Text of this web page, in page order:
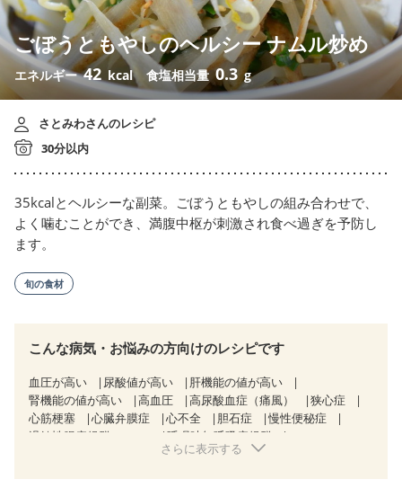
ごぼうともやしのヘルシー ナムル炒め
エネルギー42 kcal 食塩相当量0.3 g
さとみわさんのレシピ
30分以内
35kcalとヘルシーな副菜。ごぼうともやしの組み合わせで、
よく噛むことができ、満腹中枢が刺激され食べ過ぎを予防し
ます。
旬の食材
こんな病気・お悩みの方向けのレシピです
血圧が高い 尿酸値が高い
肝機能の値が高い
腎機能の値が高い
高血圧 高尿酸血症（痛風）
狭心症
心筋梗塞
心臓弁膜症 心不全 胆石症
慢性便秘症
過敏性腸症候群（IBS）
睡眠時無呼吸症候群
糖尿病性腎症（第２期）
さらに表示する